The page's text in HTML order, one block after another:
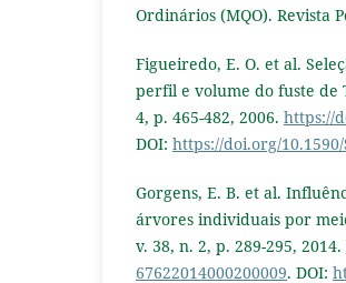
Ordinários (MQO). Revista
Figueiredo, E. O. et al.
perfil e volume do fuste de
4, p. 465-482, 2006. https://
DOI: https://doi.org/10.1590/
Gorgens, E. B. et al.
árvores individuais por
v. 38, n. 2, p. 289-295, 2014.
67622014000200009. DOI: